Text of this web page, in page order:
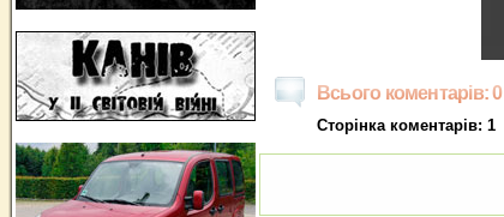
Всього коментарів: 0
Сторінка коментарів: 1